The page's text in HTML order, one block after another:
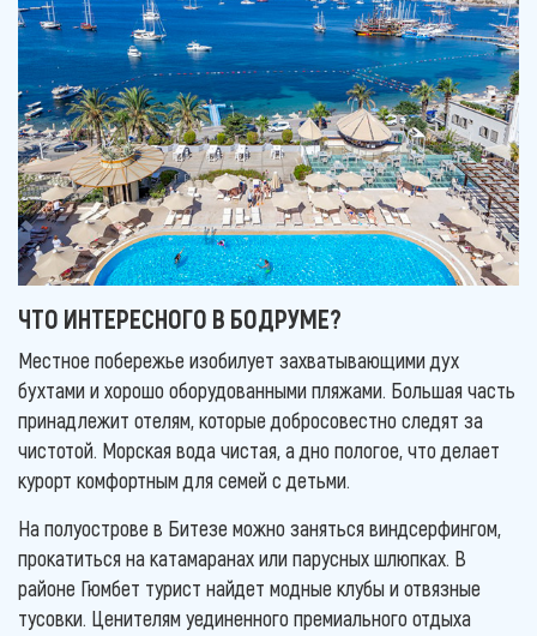
ЧТО ИНТЕРЕСНОГО В БОДРУМЕ?
Местное побережье изобилует захватывающими дух
бухтами и хорошо оборудованными пляжами. Большая часть
принадлежит отелям, которые добросовестно следят за
чистотой. Морская вода чистая, а дно пологое, что делает
курорт комфортным для семей с детьми.
На полуострове в Битезе можно заняться виндсерфингом,
прокатиться на катамаранах или парусных шлюпках. В
районе Гюмбет турист найдет модные клубы и отвязные
тусовки. Ценителям уединенного премиального отдыха